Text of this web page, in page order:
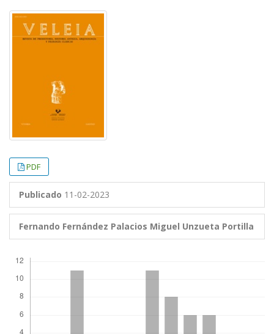
PDF
Publicado 11-02-2023
Fernando Fernández Palacios Miguel Unzueta Portilla